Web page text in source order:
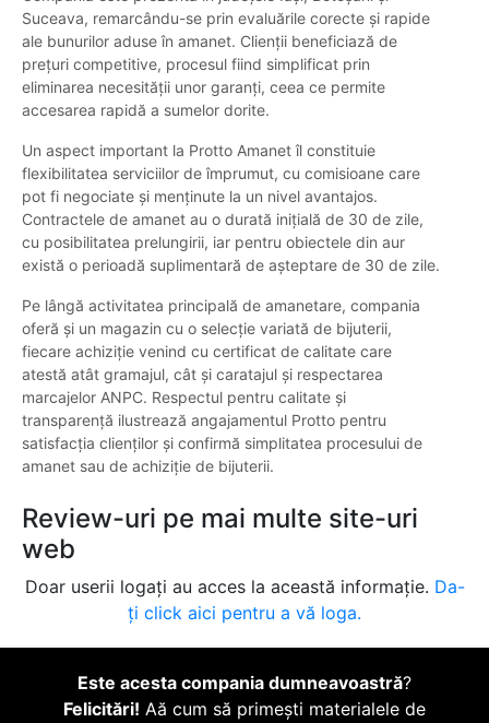
Suceava, remarcându-se prin evaluările corecte și rapide
ale bunurilor aduse în amanet. Clienții beneficiază de
prețuri competitive, procesul fiind simplificat prin
eliminarea necesității unor garanți, ceea ce permite
accesarea rapidă a sumelor dorite.
Un aspect important la Protto Amanet îl constituie
flexibilitatea serviciilor de împrumut, cu comisioane care
pot fi negociate și menținute la un nivel avantajos.
Contractele de amanet au o durată inițială de 30 de zile,
cu posibilitatea prelungirii, iar pentru obiectele din aur
există o perioadă suplimentară de așteptare de 30 de zile.
Pe lângă activitatea principală de amanetare, compania
oferă și un magazin cu o selecție variată de bijuterii,
fiecare achiziție venind cu certificat de calitate care
atestă atât gramajul, cât și caratajul și respectarea
marcajelor ANPC. Respectul pentru calitate și
transparență ilustrează angajamentul Protto pentru
satisfacția clienților și confirmă simplitatea procesului de
amanet sau de achiziție de bijuterii.
Review-uri pe mai multe site-uri
web
Doar userii logați au acces la această informație. Da-
ți click aici pentru a vă loga.
Este acesta compania dumneavoastră?
Felicitări! Aă cum să primești materialele de